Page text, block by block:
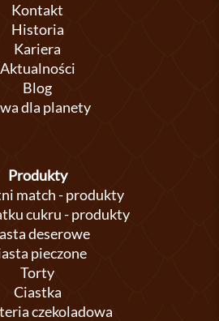
Kontakt
Historia
Kariera
Aktualności
Blog
dla planety
Produkty
match - produkty
cukru - produkty
deserowe
pieczone
Torty
Ciastka
czekoladowa